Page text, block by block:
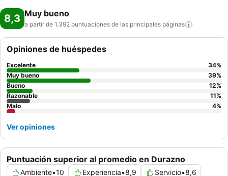
8,3 Muy bueno
a partir de 1.392 puntuaciones de las principales páginas
Puntuación superior al promedio en Durazno
Ambiente•10 Experiencia•8,9 Servicio•8,6
Opiniones de huéspedes
Excelente 34%
Muy bueno
39%
Bueno
12%
Razonable
11%
Malo
4%
Ver opiniones